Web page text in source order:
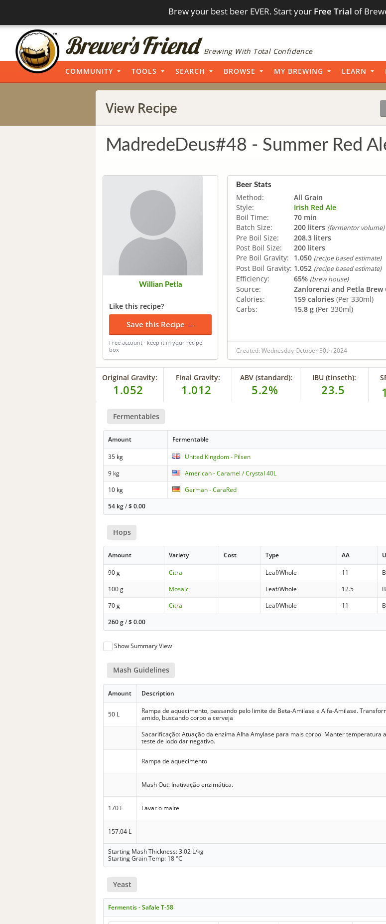
Brew your best beer EVER. Start your Free Trial of
Brewing With Total Confidence
COMMUNITY TOOLS SEARCH BROWSE MY BREWING LEARN
View Recipe
MadredeDeus#48 - Summer Red
Willian Petla
Like this recipe?
Save this Recipe →
Free account · keep it in your recipe
box
Beer Stats
Method:
All Grain
Style:
Irish Red Ale
Boil Time:
70 min
Batch Size:
200 liters (fermentor volume)
Pre Boil Size:
208.3 liters
Post Boil Size:
200 liters
Pre Boil Gravity:
1.050 (recipe based estimate)
Post Boil Gravity: 1.052 (recipe based estimate)
Efficiency: 65% (brew house)
Source:
Zanlorenzi and Petla Brew
Calories:
159 calories (Per 330ml)
Carbs:
15.8 g (Per 330ml)
Created: Wednesday October 30th 2024
Original Gravity:
1.052
Final Gravity:
1.012
ABV (standard):
5.2%
IBU (tinseth):
23.5
Fermentables
Amount Fermentable
35 kg United Kingdom - Pilsen
9 kg
American - Caramel / Crystal 40L
10 kg
German - CaraRed
54 kg/$0.00
Hops
Amount Variety Cost Type AA
90 g Citra Leaf/Whole 11
100 g
Mosaic Leaf/Whole 12.5
70 g
Citra Leaf/Whole 11
260 g/$0.00
Show Summary View
Mash Guidelines
Amount Description
50 L
Rampa de aquecimento, passando pelo limite de Beta-Amilase e Alfa-Amilase.
amido, buscando corpo a cerveja
Sacarificação: Atuação da enzima Alha Amylase para mais corpo. Manter temperatura
teste de iodo dar negativo.
Rampa de aquecimento
Mash Out: Inativação enzimática.
170 L Lavar o malte
157.04 L
Starting Mash Thickness: 3.02 L/kg
Starting Grain Temp: 18 °C
Yeast
Fermentis - Safale T-58